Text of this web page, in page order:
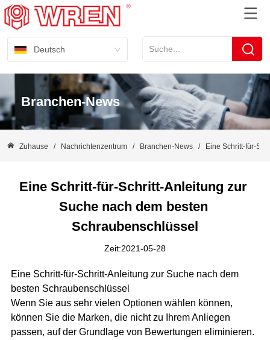
Deutsch
Branchen-News
Zuhause / Nachrichtenzentrum / Branchen-News / Eine Schritt-für-
Eine Schritt-für-Schritt-Anleitung zur
Suche nach dem besten
Schraubenschlüssel
Zeit:2021-05-28
Eine Schritt-für-Schritt-Anleitung zur Suche nach dem
besten Schraubenschlüssel
Wenn Sie aus sehr vielen Optionen wählen können,
können Sie die Marken, die nicht zu Ihrem Anliegen
passen, auf der Grundlage von Bewertungen eliminieren.